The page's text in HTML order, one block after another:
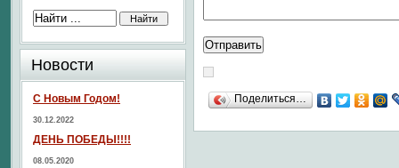
Поделиться…
Новости
С Новым Годом!
30.12.2022
ДЕНЬ ПОБЕДЫ!!!!
08.05.2020